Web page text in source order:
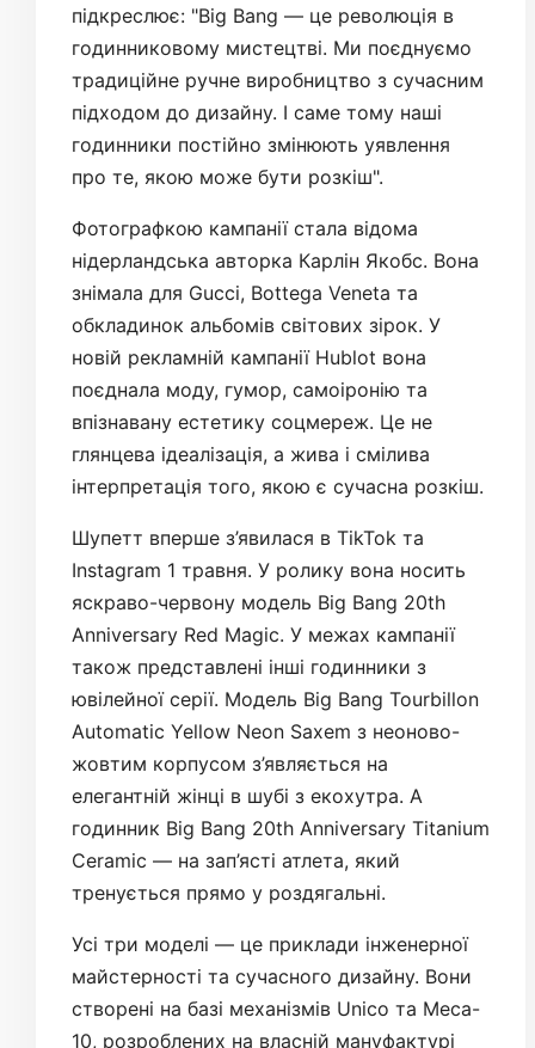
підкреслює: "Big Bang — це революція в
годинниковому мистецтві. Ми поєднуємо
традиційне ручне виробництво з сучасним
підходом до дизайну. І саме тому наші
годинники постійно змінюють уявлення
про те, якою може бути розкіш".
Фотографкою кампанії стала відома
нідерландська авторка Карлін Якобс. Вона
знімала для Gucci, Bottega Veneta та
обкладинок альбомів світових зірок. У
новій рекламній кампанії Hublot вона
поєднала моду, гумор, самоіронію та
впізнавану естетику соцмереж. Це не
глянцева ідеалізація, а жива і смілива
інтерпретація того, якою є сучасна розкіш.
Шупетт вперше з’явилася в TikTok та
Instagram 1 травня. У ролику вона носить
яскраво-червону модель Big Bang 20th
Anniversary Red Magic. У межах кампанії
також представлені інші годинники з
ювілейної серії. Модель Big Bang Tourbillon
Automatic Yellow Neon Saxem з неоново-
жовтим корпусом з’являється на
елегантній жінці в шубі з екохутра. А
годинник Big Bang 20th Anniversary Titanium
Ceramic — на зап’ясті атлета, який
тренується прямо у роздягальні.
Усі три моделі — це приклади інженерної
майстерності та сучасного дизайну. Вони
створені на базі механізмів Unico та Meca-
10, розроблених на власній мануфактурі